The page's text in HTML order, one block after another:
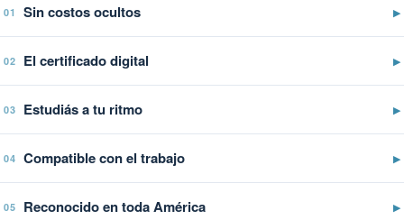
01 Sin costos ocultos ▶
02 El certificado digital ▶
03 Estudiás a tu ritmo ▶
04 Compatible con el trabajo ▶
05 Reconocido en toda América ▶